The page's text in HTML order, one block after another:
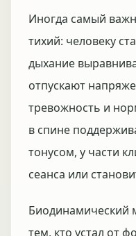
Иногда самый
тихий: человеку
дыхание
отпускают
тревожность и
в спине
тонусом, у части
сеанса или
Биодинамический
тем, кто устал от